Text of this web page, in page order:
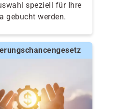
speziell für Ihre
gebucht werden.